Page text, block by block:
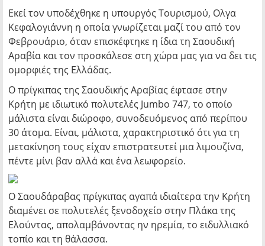
Εκεί τον υποδέχθηκε η υπουργός Τουρισμού, Ολγα
Κεφαλογιάννη η οποία γνωρίζεται μαζί του από τον
Φεβρουάριο, όταν επισκέφτηκε η ίδια τη Σαουδική
Αραβία και τον προσκάλεσε στη χώρα μας για να δει τις
ομορφιές της Ελλάδας.
Ο πρίγκιπας της Σαουδικής Αραβίας έφτασε στην
Κρήτη με ιδιωτικό πολυτελές Jumbo 747, το οποίο
μάλιστα είναι διώροφο, συνοδευόμενος από περίπου
30 άτομα. Είναι, μάλιστα, χαρακτηριστικό ότι για τη
μετακίνηση τους είχαν επιστρατευτεί μια λιμουζίνα,
πέντε μίνι βαν αλλά και ένα λεωφορείο.
Ο Σαουδάραβας πρίγκιπας αγαπά ιδιαίτερα την Κρήτη
διαμένει σε πολυτελές ξενοδοχείο στην Πλάκα της
Ελούντας, απολαμβάνοντας ην ηρεμία, το ειδυλλιακό
τοπίο και τη θάλασσα.